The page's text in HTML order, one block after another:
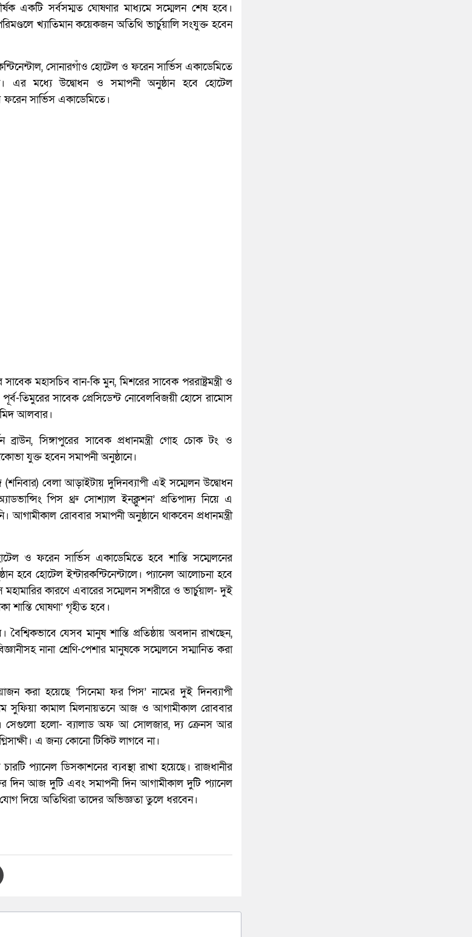
শীর্ষক একটি সর্বসম্মত ঘোষণার মাধ্যমে সম্মেলন শেষ হবে।
খ্যাতিমান কয়েকজন অতিথি ভার্চুয়ালি সংযুক্ত হবেন
সোনারগাঁও হোটেল ও ফরেন সার্ভিস একাডেমিতে
এর মধ্যে উদ্বোধন ও সমাপনী অনুষ্ঠান হবে হোটেল
ফরেন সার্ভিস একাডেমিতে।
মহাসচিব বান-কি মুন, মিশরের সাবেক পররাষ্ট্রমন্ত্রী ও
তিমুরের সাবেক প্রেসিডেন্ট নোবেলবিজয়ী হোসে রামোস
আলবার।
ব্রাউন, সিঙ্গাপুরের সাবেক প্রধানমন্ত্রী গোহ চোক টং ও
যুক্ত হবেন সমাপনী অনুষ্ঠানে।
বেলা আড়াইটায় দুদিনব্যাপী এই সম্মেলন উদ্বোধন
পিস থ্রু সোশ্যাল ইনক্লুশন’ প্রতিপাদ্য নিয়ে এ
আগামীকাল রোববার সমাপনী অনুষ্ঠানে থাকবেন প্রধানমন্ত্রী
ও ফরেন সার্ভিস একাডেমিতে হবে শান্তি সম্মেলনের
হবে হোটেল ইন্টারকন্টিনেন্টালে। প্যানেল আলোচনা হবে
কারণে এবারের সম্মেলন সশরীরে ও ভার্চুয়াল- দুই
শান্তি ঘোষণা’ গৃহীত হবে।
বৈশ্বিকভাবে যেসব মানুষ শান্তি প্রতিষ্ঠায় অবদান রাখছেন,
নানা শ্রেণি-পেশার মানুষকে সম্মেলনে সম্মানিত করা
করা হয়েছে ‘সিনেমা ফর পিস’ নামের দুই দিনব্যাপী
সুফিয়া কামাল মিলনায়তনে আজ ও আগামীকাল রোববার
সেগুলো হলো- ব্যালাড অফ আ সোলজার, দ্য ক্রেনস আর
এ জন্য কোনো টিকিট লাগবে না।
প্যানেল ডিসকাশনের ব্যবস্থা রাখা হয়েছে। রাজধানীর
দিন আজ দুটি এবং সমাপনী দিন আগামীকাল দুটি প্যানেল
দিয়ে অতিথিরা তাদের অভিজ্ঞতা তুলে ধরবেন।